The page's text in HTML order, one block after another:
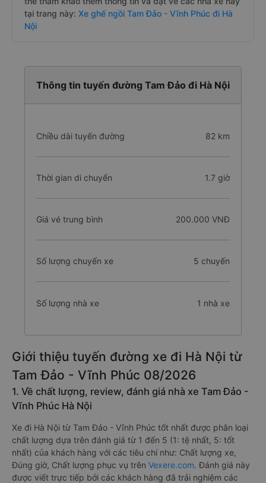
tại trang này: Xe ghế ngồi Tam Đảo - Vĩnh Phúc đi Hà
Nội
Thông tin tuyến đường Tam Đảo đi Hà Nội
Chiều dài tuyến đường 82 km
Thời gian di chuyển 1.7 giờ
Giá vé trung bình 200.000 VNĐ
Số lượng chuyến xe 5 chuyến
Số lượng nhà xe 1 nhà xe
Giới thiệu tuyến đường xe đi Hà Nội từ
Tam Đảo - Vĩnh Phúc 08/2026
1. Về chất lượng, review, đánh giá nhà xe Tam Đảo -
Vĩnh Phúc Hà Nội
Xe đi Hà Nội từ Tam Đảo - Vĩnh Phúc tốt nhất được phân loại
chất lượng dựa trên đánh giá từ 1 đến 5 (1: tệ nhất, 5: tốt
nhất) của khách hàng với các tiêu chí như: Chất lượng xe,
Đúng giờ, Chất lượng phục vụ trên Vexere.com. Đánh giá này
được viết trực tiếp bởi các khách hàng đã trải nghiệm các